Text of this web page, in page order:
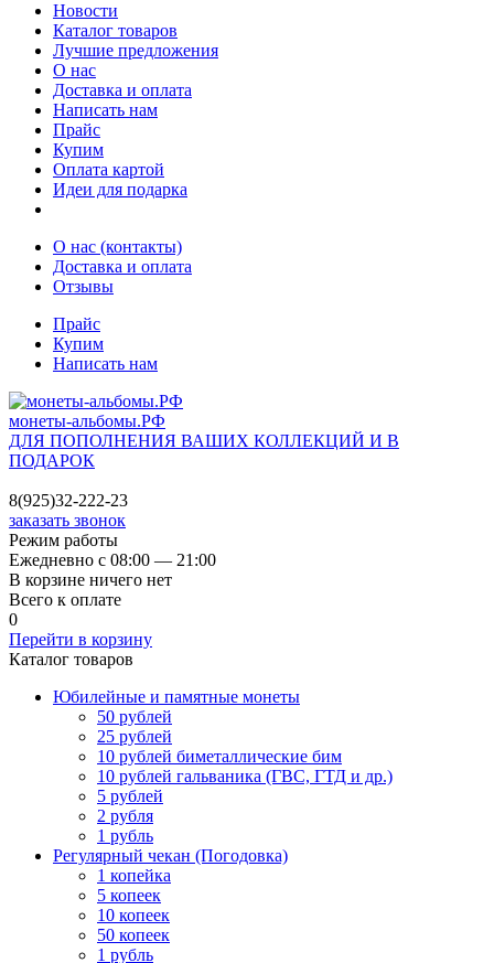
Новости
Каталог товаров
Лучшие предложения
О нас
Доставка и оплата
Написать нам
Прайс
Купим
Оплата картой
Идеи для подарка
О нас (контакты)
Доставка и оплата
Отзывы
Прайс
Купим
Написать нам
монеты-альбомы.РФ
ДЛЯ ПОПОЛНЕНИЯ ВАШИХ КОЛЛЕКЦИЙ И В
ПОДАРОК
8(925)32-222-23
заказать звонок
Режим работы
Ежедневно с 08:00 — 21:00
В корзине ничего нет
Всего к оплате
0
Перейти в корзину
Каталог товаров
Юбилейные и памятные монеты
50 рублей
25 рублей
10 рублей биметаллические бим
10 рублей гальваника (ГВС, ГТД и др.)
5 рублей
2 рубля
1 рубль
Регулярный чекан (Погодовка)
1 копейка
5 копеек
10 копеек
50 копеек
1 рубль